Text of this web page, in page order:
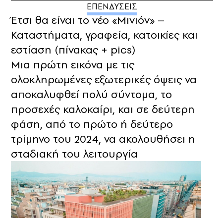
ΕΠΕΝΔΥΣΕΙΣ
Έτσι θα είναι το νέο «Μινιόν» –
Καταστήματα, γραφεία, κατοικίες και
εστίαση (πίνακας + pics)
Μια πρώτη εικόνα με τις
ολοκληρωμένες εξωτερικές όψεις να
αποκαλυφθεί πολύ σύντομα, το
προσεχές καλοκαίρι, και σε δεύτερη
φάση, από το πρώτο ή δεύτερο
τρίμηνο του 2024, να ακολουθήσει η
σταδιακή του λειτουργία